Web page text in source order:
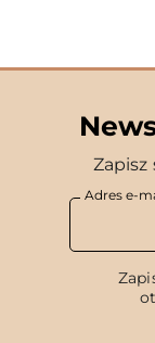
Zapisz
Adres e-